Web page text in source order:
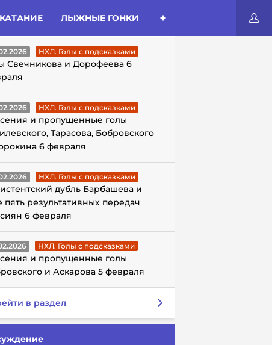
ЛЫЖНЫЕ ГОНКИ
С ПОДСКАЗКАМИ
НХЛ. Голы с подсказками
Свечникова и Дорофеева 6
НХЛ. Голы с подсказками
и пропущенные голы
Тарасова, Бобровского
6 февраля
НХЛ. Голы с подсказками
дубль Барбашева и
пять результативных передач
6 февраля
НХЛ. Голы с подсказками
и пропущенные голы
и Аскарова 5 февраля
в раздел